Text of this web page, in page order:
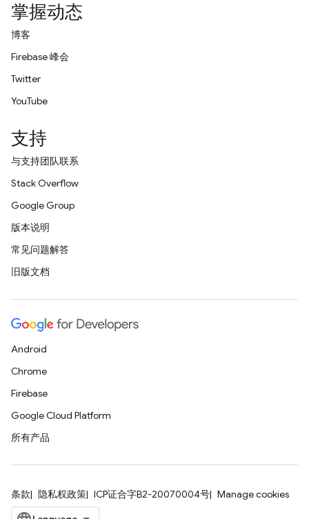
掌握动态
博客
Firebase 峰会
Twitter
YouTube
支持
与支持团队联系
Stack Overflow
Google Group
版本说明
常见问题解答
旧版文档
Android
Chrome
Firebase
Google Cloud Platform
所有产品
条款 隐私权政策 ICP证合字B2-20070004号 Manage cookies